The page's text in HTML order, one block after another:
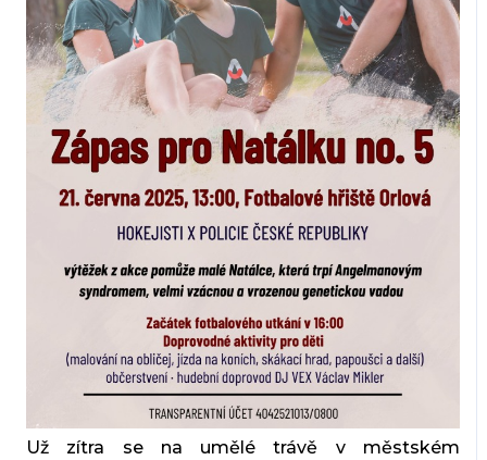
Už zítra se na umělé trávě v městském